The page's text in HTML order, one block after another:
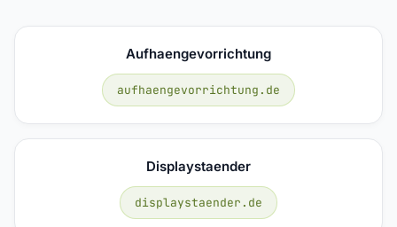
Aufhaengevorrichtung
aufhaengevorrichtung.de
Displaystaender
displaystaender.de